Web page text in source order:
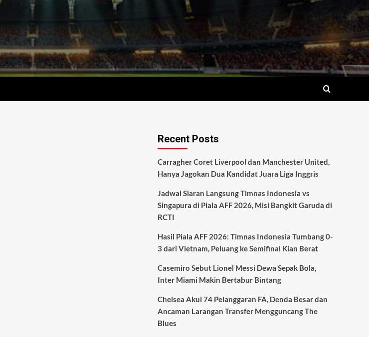
Recent Posts
Carragher Coret Liverpool dan Manchester United,
Hanya Jagokan Dua Kandidat Juara Liga Inggris
Jadwal Siaran Langsung Timnas Indonesia vs
Singapura di Piala AFF 2026, Misi Bangkit Garuda di
RCTI
Hasil Piala AFF 2026: Timnas Indonesia Tumbang 0-
3 dari Vietnam, Peluang ke Semifinal Kian Berat
Casemiro Sebut Lionel Messi Dewa Sepak Bola,
Inter Miami Makin Bertabur Bintang
Chelsea Akui 74 Pelanggaran FA, Denda Besar dan
Ancaman Larangan Transfer Mengguncang The
Blues